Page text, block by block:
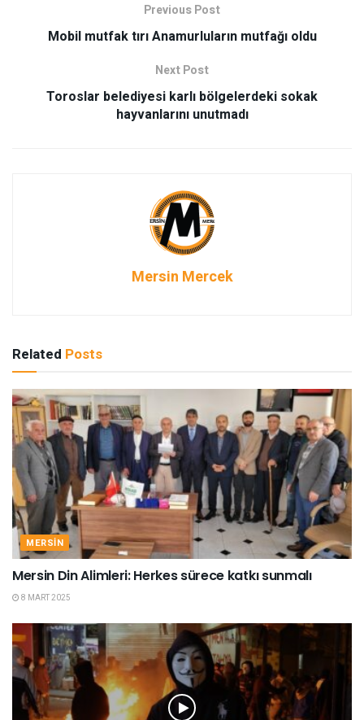
Previous Post
Mobil mutfak tırı Anamurluların mutfağı oldu
Next Post
Toroslar belediyesi karlı bölgelerdeki sokak
hayvanlarını unutmadı
Mersin Mercek
Related Posts
MERSIN
Mersin Din Alimleri: Herkes sürece katkı sunmalı
8 MART 2025